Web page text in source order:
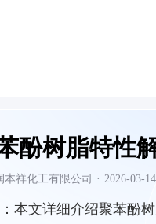
酚树脂特性
本祥化工有限公司 · 2026-03-
本文详细介绍聚苯酚